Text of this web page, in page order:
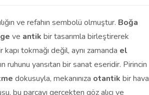
ve refahın sembolü olmuştur. Boğa
ve antik bir tasarımla birleştirerek
kapı tokmağı değil, aynı zamanda el
ruhunu yansıtan bir sanat eseridir. Pirincin
dokusuyla, mekanınıza otantik bir hava
bu parçayı gerçekten göz alıcı ve